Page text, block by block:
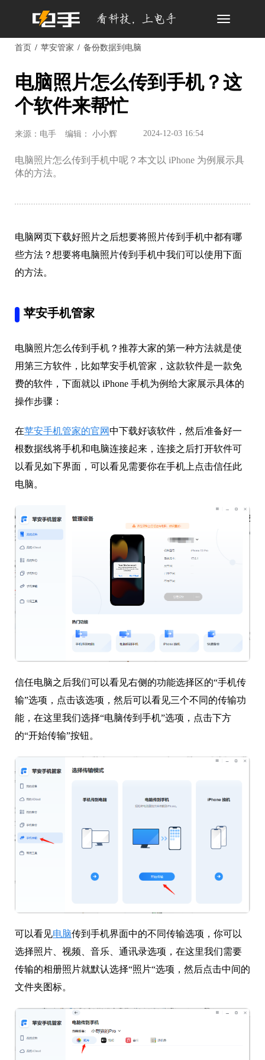
Toggle
首页 苹安管家 备份数据到电脑
电脑照片怎么传到手机？这
个软件来帮忙
来源：电手 编辑： 小小辉 2024-12-03 16:54
电脑照片怎么传到手机中呢？本文以 iPhone 为例展示具
体的方法。
电脑网页下载好照片之后想要将照片传到手机中都有哪
些方法？想要将电脑照片传到手机中我们可以使用下面
的方法。
苹安手机管家
电脑照片怎么传到手机？推荐大家的第一种方法就是使
用第三方软件，比如苹安手机管家，这款软件是一款免
费的软件，下面就以 iPhone 手机为例给大家展示具体的
操作步骤：
在苹安手机管家的官网中下载好该软件，然后准备好一
根数据线将手机和电脑连接起来，连接之后打开软件可
以看见如下界面，可以看见需要你在手机上点击信任此
电脑。
信任电脑之后我们可以看见右侧的功能选择区的“手机传
输”选项，点击该选项，然后可以看见三个不同的传输功
能，在这里我们选择“电脑传到手机”选项，点击下方
的“开始传输”按钮。
可以看见电脑传到手机界面中的不同传输选项，你可以
选择照片、视频、音乐、通讯录选项，在这里我们需要
传输的相册照片就默认选择“照片“选项，然后点击中间的
文件夹图标。